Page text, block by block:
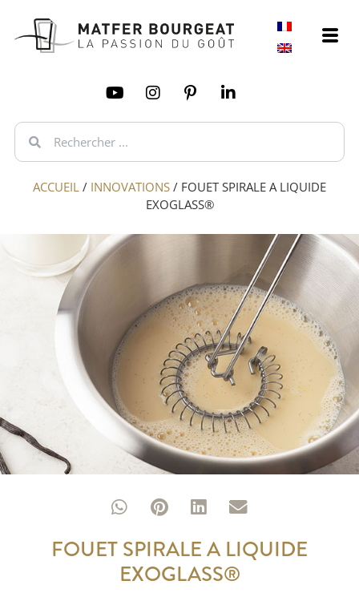
ACCUEIL / INNOVATIONS / FOUET SPIRALE A LIQUIDE
EXOGLASS®
FOUET SPIRALE A LIQUIDE
EXOGLASS®